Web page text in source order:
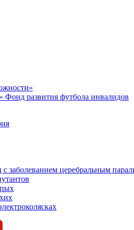
Фонд развития футбола инвалидов
заболеванием церебральным